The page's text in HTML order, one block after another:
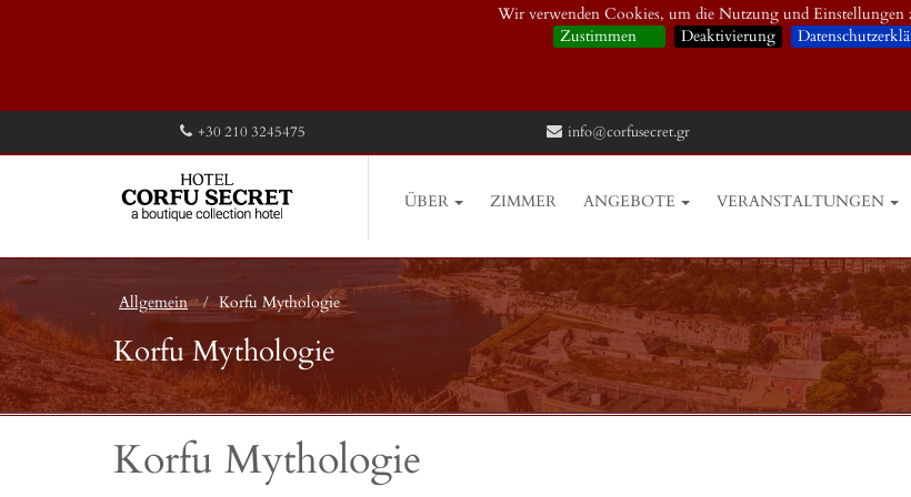
Wir verwenden Cookies, um die Nutzung und Einstellungen
Zustimmen
Deaktivierung
+30 210 3245475 info@corfusecret.gr
ÜBER ZIMMER ANGEBOTE VERANSTALTUNGEN
Allgemein Korfu Mythologie
Korfu Mythologie
Korfu Mythologie